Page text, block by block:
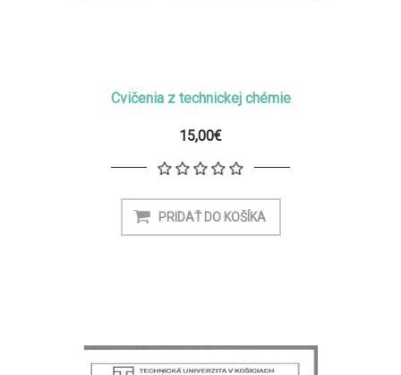
Cvičenia z technickej chémie
15,00€